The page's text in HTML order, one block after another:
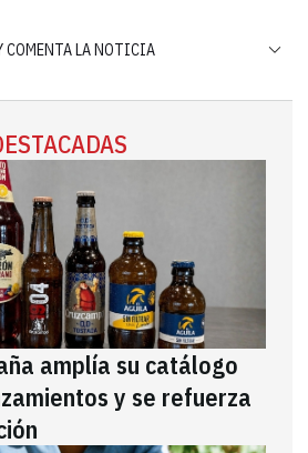
COMENTA LA NOTICIA
amplía su catálogo
y se refuerza